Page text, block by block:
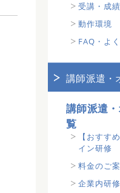
受講・成
動作環境
FAQ・よ
講師派遣・
講師派遣
覧
【おすす
イン研修
料金のご
企業内研